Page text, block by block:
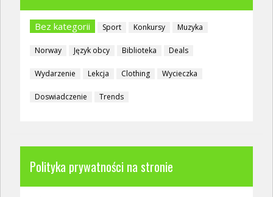
Bez kategorii Sport Konkursy Muzyka
Norway Język obcy Biblioteka Deals
Wydarzenie Lekcja Clothing Wycieczka
Doswiadczenie Trends
Polityka prywatności na stronie